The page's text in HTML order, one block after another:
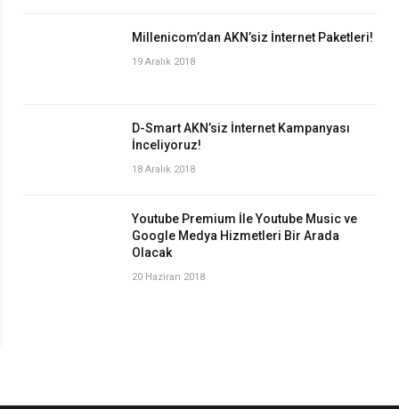
Millenicom’dan AKN’siz İnternet Paketleri!
19 Aralık 2018
D-Smart AKN’siz İnternet Kampanyası
İnceliyoruz!
18 Aralık 2018
Youtube Premium İle Youtube Music ve
Google Medya Hizmetleri Bir Arada
Olacak
20 Haziran 2018